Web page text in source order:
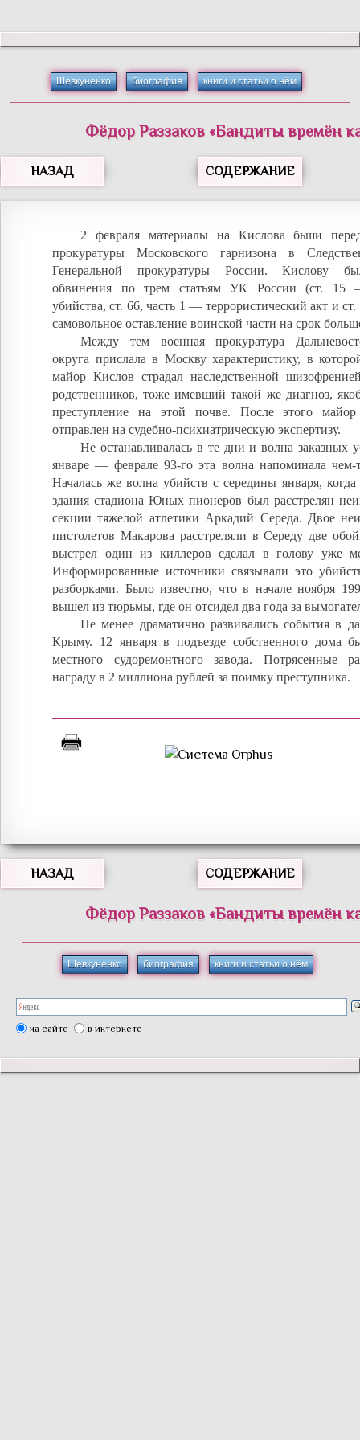
Шевкуненко биография книги и статьи о нём
Фёдор Раззаков«Бандиты времён
НАЗАД СОДЕРЖАНИЕ
2 февраля материалы на Кислова бьши
прокуратуры Московского гарнизона в
Генеральной прокуратуры России. Кислову
обвинения по трем статьям УК России (ст. 15
убийства, ст. 66, часть 1 — террористический акт и
самовольное оставление воинской части на срок
Между тем военная прокуратура
округа прислала в Москву характеристику, в
майор Кислов страдал наследственной
родственников, тоже имевший такой же диагноз,
преступление на этой почве. После этого
отправлен на судебно-психиатрическую экспертизу.
Не останавливалась в те дни и волна заказных
январе — феврале 93-го эта волна напоминала чем-
Началась же волна убийств с середины января,
здания стадиона Юных пионеров был расстрелян
секции тяжелой атлетики Аркадий Середа. Двое
пистолетов Макарова расстреляли в Середу две
выстрел один из киллеров сделал в голову уже
Информированные источники связывали это
разборками. Было известно, что в начале ноября
вышел из тюрьмы, где он отсидел два года за
Не менее драматично развивались события в
Крыму. 12 января в подъезде собственного дома
местного судоремонтного завода. Потрясенные
награду в 2 миллиона рублей за поимку преступника.
НАЗАД СОДЕРЖАНИЕ
Фёдор Раззаков«Бандиты времён
Шевкуненко биография книги и статьи о нём
на сайте в интернете